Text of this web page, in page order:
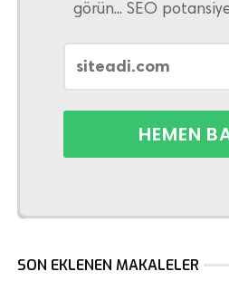
görün... SEO
SON EKLENEN MAKALELER